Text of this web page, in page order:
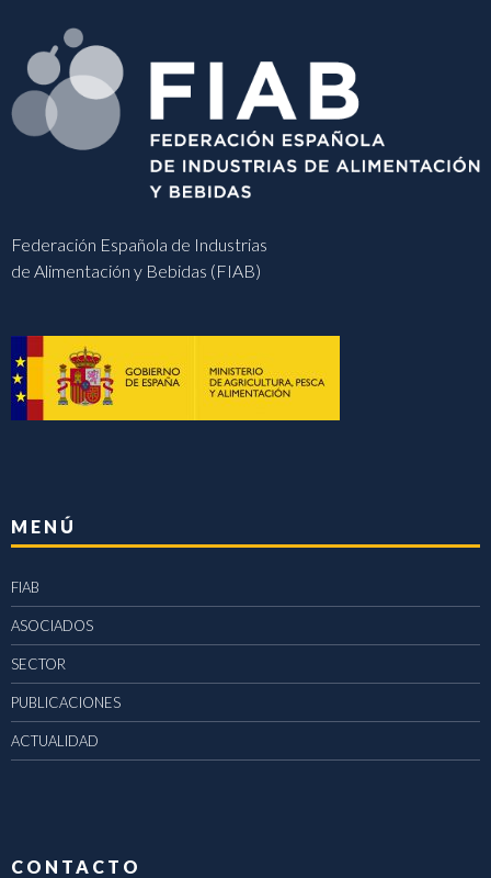
Federación Española de Industrias
de Alimentación y Bebidas (FIAB)
MENÚ
FIAB
ASOCIADOS
SECTOR
PUBLICACIONES
ACTUALIDAD
CONTACTO